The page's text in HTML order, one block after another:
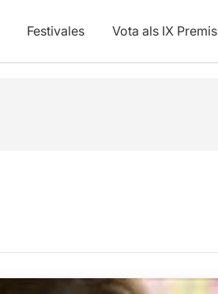
Festivales Vota als IX Premis